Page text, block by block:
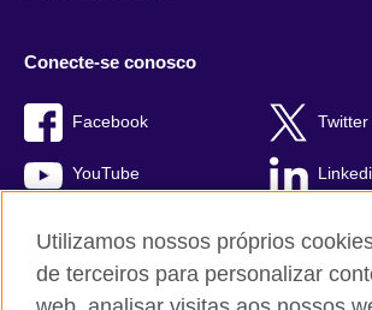
Conecte-se conosco
Facebook Twitter
YouTube
Utilizamos nossos próprios
de terceiros para personalizar